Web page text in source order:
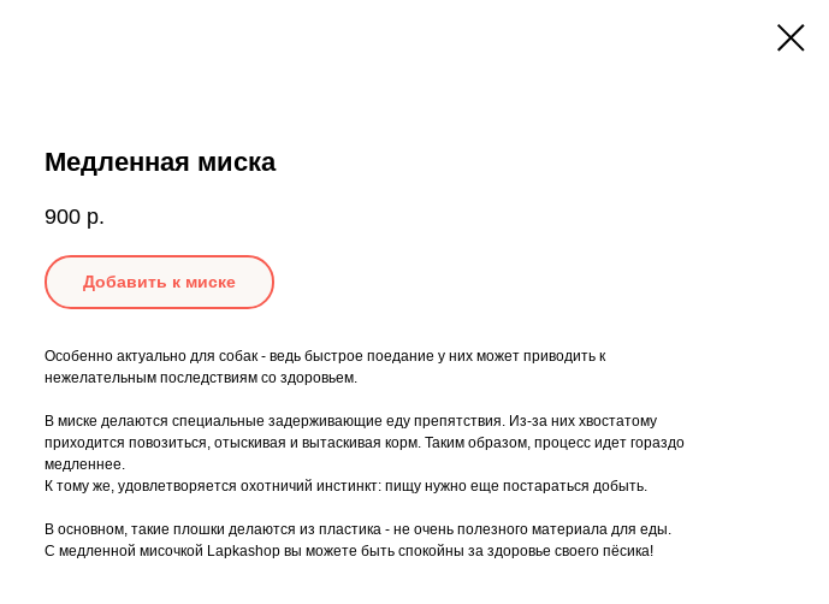
Медленная миска
900 р.
Добавить к миске
Особенно актуально для собак - ведь быстрое поедание у них может приводить к
нежелательным последствиям со здоровьем.
В миске делаются специальные задерживающие еду препятствия. Из-за них хвостатому
приходится повозиться, отыскивая и вытаскивая корм. Таким образом, процесс идет гораздо
медленнее.
К тому же, удовлетворяется охотничий инстинкт: пищу нужно еще постараться добыть.
В основном, такие плошки делаются из пластика - не очень полезного материала для еды.
С медленной мисочкой Lapkashop вы можете быть спокойны за здоровье своего пёсика!